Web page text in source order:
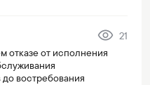
21
отказе от исполнения
востребования